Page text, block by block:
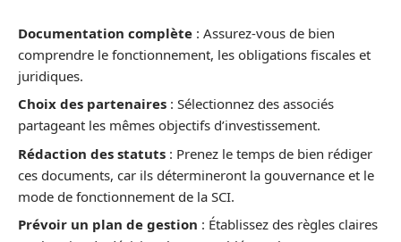
Documentation complète : Assurez-vous de bien
comprendre le fonctionnement, les obligations fiscales et
juridiques.
Choix des partenaires : Sélectionnez des associés
partageant les mêmes objectifs d’investissement.
Rédaction des statuts : Prenez le temps de bien rédiger
ces documents, car ils détermineront la gouvernance et le
mode de fonctionnement de la SCI.
Prévoir un plan de gestion : Établissez des règles claires